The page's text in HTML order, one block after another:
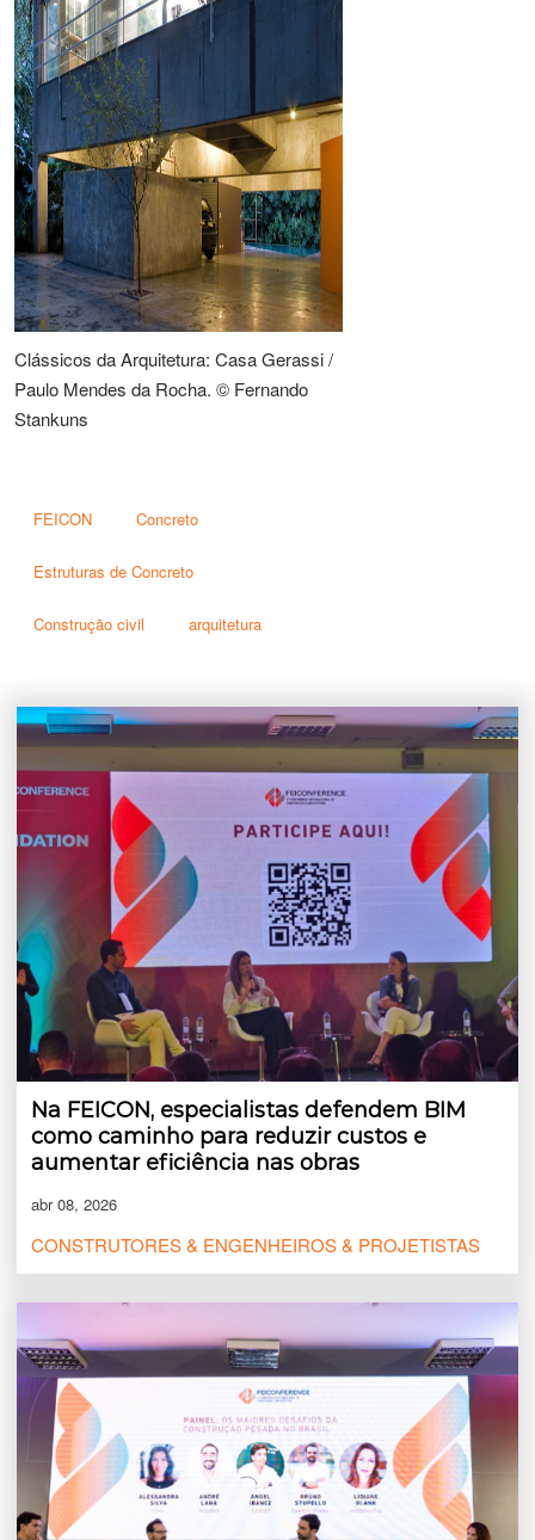
Clássicos da Arquitetura: Casa Gerassi /
Paulo Mendes da Rocha. © Fernando
Stankuns
FEICON Concreto
Estruturas de Concreto
Construção civil arquitetura
Na FEICON, especialistas defendem BIM
como caminho para reduzir custos e
aumentar eficiência nas obras
abr 08, 2026
CONSTRUTORES & ENGENHEIROS & PROJETISTAS